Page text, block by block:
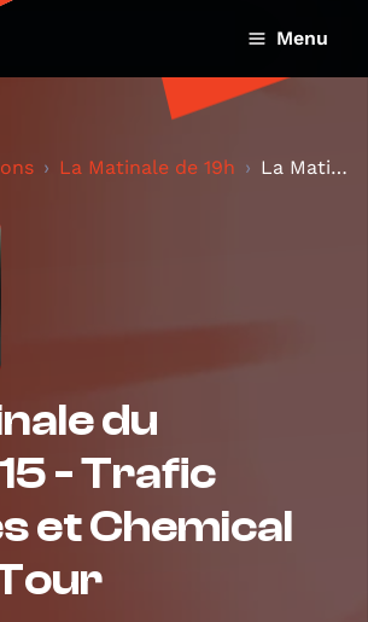
Menu
La Matinale de 19h La Matinale du 18/02/15 - Trafic d'armes et Chemic...
du
- Trafic
et Chemical